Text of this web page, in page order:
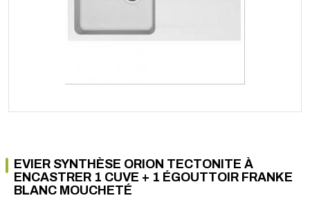
RACCORD GALVA
TUYAU SOUPLE
ROBINET
FLEXIBLE
Vase d'expansion
COMMUNICATION
LAMPE ET TORCHE
PILES ET ACCUMULATEURS
EVIER SYNTHÈSE ORION TECTONITE À
ENCASTRER 1 CUVE + 1 ÉGOUTTOIR FRANKE
BLANC MOUCHETÉ